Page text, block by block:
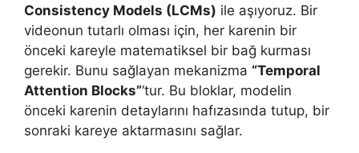
Consistency Models (LCMs) ile aşıyoruz. Bir
videonun tutarlı olması için, her karenin bir
önceki kareyle matematiksel bir bağ kurması
gerekir. Bunu sağlayan mekanizma “Temporal
Attention Blocks”‘tur. Bu bloklar, modelin
önceki karenin detaylarını hafızasında tutup, bir
sonraki kareye aktarmasını sağlar.